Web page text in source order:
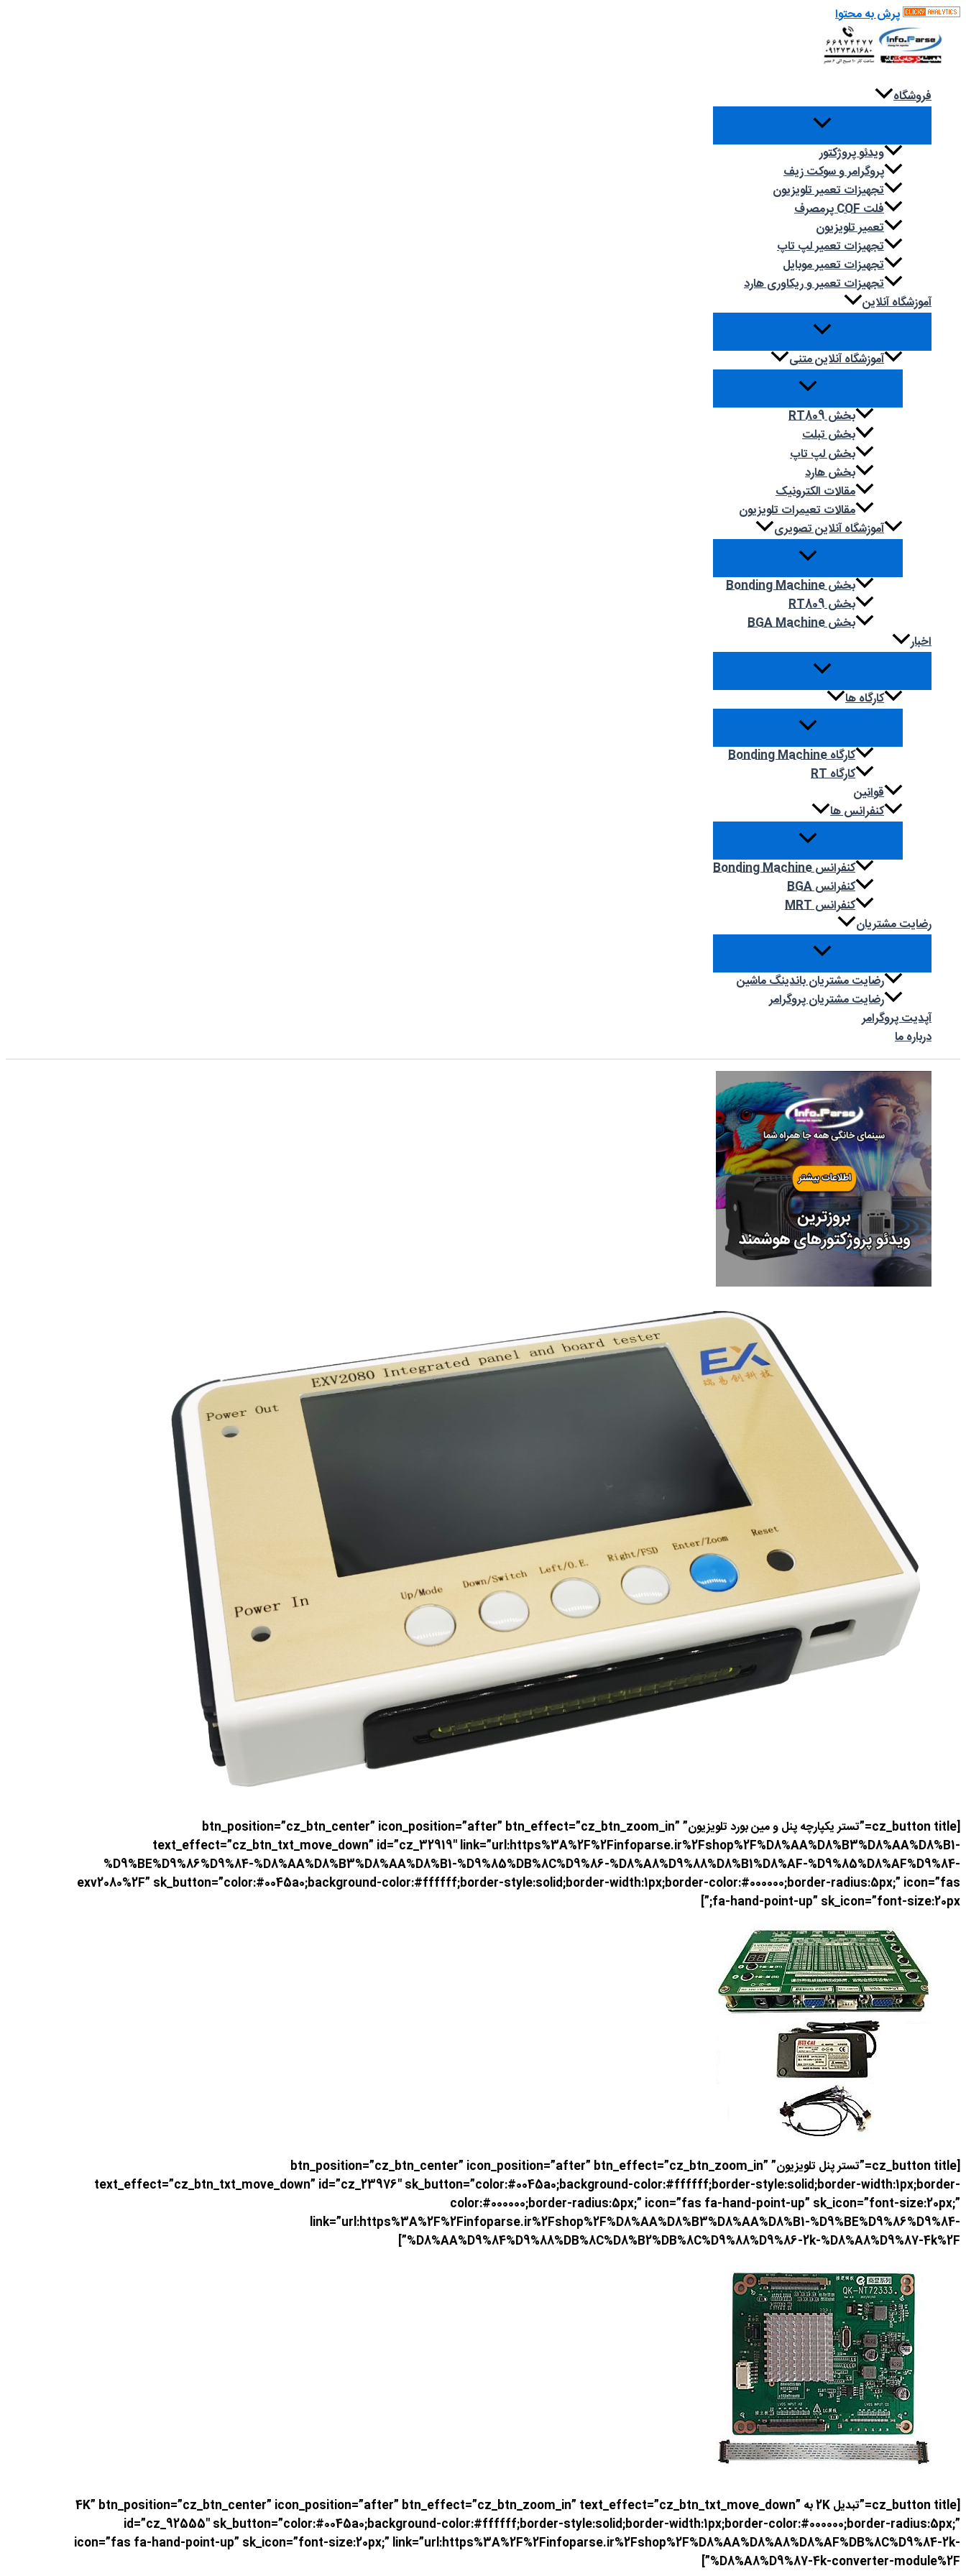
پرش به محتوا
فروشگاه
ویدئو پروژکتور
پروگرامر و سوکت زیف
تجهیزات تعمیر تلویزیون
فلت COF پرمصرف
تعمیر تلویزیون
تجهیزات تعمیر لپ تاپ
تجهیزات تعمیر موبایل
تجهیزات تعمیر و ریکاوری هارد
آموزشگاه آنلاین
آموزشگاه آنلاین متنی
بخش RT809
بخش تبلت
بخش لپ تاپ
بخش هارد
مقالات الکترونیک
مقالات تعیمرات تلویزیون
آموزشگاه آنلاین تصویری
بخش Bonding Machine
بخش RT809
بخش BGA Machine
اخبار
کارگاه ها
کارگاه Bonding Machine
کارگاه RT
قوانین
کنفرانس ها
کنفرانس Bonding Machine
کنفرانس BGA
کنفرانس MRT
رضایت مشتریان
رضایت مشتریان باندینگ ماشین
رضایت مشتریان پروگرامر
آپدیت‌ پروگرامر
درباره ما
[cz_button title=”تستر یکپارچه پنل و مین بورد تلویزیون” btn_position=”cz_btn_center” icon_position=”after” btn_effect=”cz_btn_zoom_in”
text_effect=”cz_btn_txt_move_down” id=”cz_32919″ link=”url:https%3A%2F%2Finfoparse.ir%2Fshop%2F%D8%AA%D8%B3%D8%AA%D8%B1-
%D9%BE%D9%86%D9%84-%D8%AA%D8%B3%D8%AA%D8%B1-%D9%85%DB%8C%D9%86-%D8%A8%D9%88%D8%B1%D8%AF-%D9%85%D8%AF%D9%84-
exv2080%2F” sk_button=”color:#0045a0;background-color:#ffffff;border-style:solid;border-width:1px;border-color:#000000;border-radius:5px;” icon=”fas
fa-hand-point-up” sk_icon=”font-size:20px;”]
[cz_button title=”تستر پنل تلویزیون” btn_position=”cz_btn_center” icon_position=”after” btn_effect=”cz_btn_zoom_in”
text_effect=”cz_btn_txt_move_down” id=”cz_23976″ sk_button=”color:#0045a0;background-color:#ffffff;border-style:solid;border-width:1px;border-
color:#000000;border-radius:5px;” icon=”fas fa-hand-point-up” sk_icon=”font-size:20px;”
link=”url:https%3A%2F%2Finfoparse.ir%2Fshop%2F%D8%AA%D8%B3%D8%AA%D8%B1-%D9%BE%D9%86%D9%84-
%D8%AA%D9%84%D9%88%DB%8C%D8%B2%DB%8C%D9%88%D9%86-2k-%D8%A8%D9%87-4k%2F”]
[cz_button title=”تبدیل 2K به 4K” btn_position=”cz_btn_center” icon_position=”after” btn_effect=”cz_btn_zoom_in” text_effect=”cz_btn_txt_move_down”
id=”cz_92555″ sk_button=”color:#0045a0;background-color:#ffffff;border-style:solid;border-width:1px;border-color:#000000;border-radius:5px;”
icon=”fas fa-hand-point-up” sk_icon=”font-size:20px;” link=”url:https%3A%2F%2Finfoparse.ir%2Fshop%2F%D8%AA%D8%A8%D8%AF%DB%8C%D9%84-2k-
%D8%A8%D9%87-4k-converter-module%2F”]